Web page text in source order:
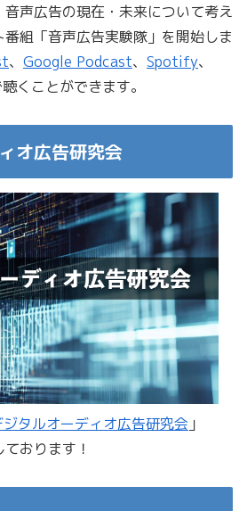
声広告の現在・未来について考え
組「音声広告実験隊」を開始しま
、 Google Podcast、 Spotify、
くことができます。
オ広告研究会
ジタルオーディオ広告研究会 」
おります！